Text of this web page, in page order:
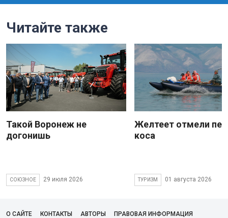
Читайте также
Такой Воронеж не
догонишь
СОЮЗНОЕ 29 июля 2026
Желтеет отмели
коса
ТУРИЗМ 01 августа 2026
О САЙТЕ КОНТАКТЫ АВТОРЫ ПРАВОВАЯ ИНФОРМАЦИЯ